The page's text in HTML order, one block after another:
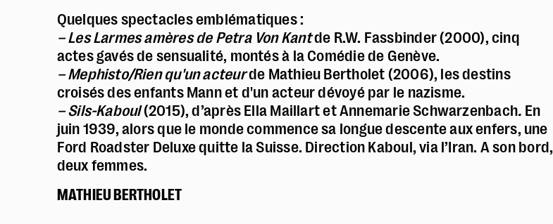
Quelques spectacles emblématiques :
– Les Larmes amères de Petra Von Kantde R.W. Fassbinder (2000), cinq
actes gavés de sensualité, montés à la Comédie de Genève.
– Mephisto/Rien qu'un acteurde Mathieu Bertholet (2006), les destins
croisés des enfants Mann et d'un acteur dévoyé par le nazisme.
–Sils-Kaboul(2015), d’après Ella Maillart et Annemarie Schwarzenbach. En
juin 1939, alors que le monde commence sa longue descente aux enfers, une
Ford Roadster Deluxe quitte la Suisse. Direction Kaboul, via l’Iran. A son bord,
deux femmes.
MATHIEU BERTHOLET